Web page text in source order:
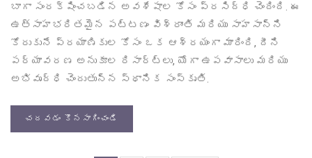
బాగా సంరక్షించబడిన అవశేషాల కోసం ప్రసిద్ధి చెందింది. ఈ
ఉత్సాహభరితమైన పట్టణం విశ్రాంతి మరియు సాహసాన్ని
కోరుకునే ప్రయాణికుల కోసం ఒక ఆశ్రయంగా మారింది, దీని
పర్యావరణ అనుకూల రిసార్ట్లు, యోగా ఉపవాసాలు మరియు
అభివృద్ధి చెందుతున్న స్థానిక సంస్కృతి.
చదవడం కొనసాగించండి